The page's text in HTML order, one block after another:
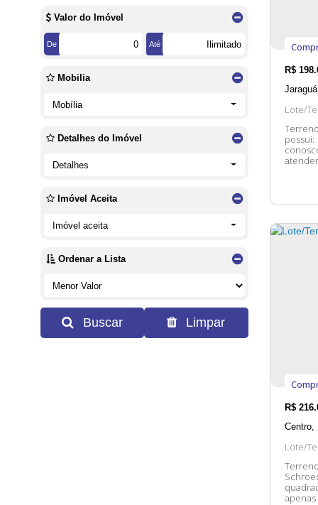
Vila Nova (5)
Balneário Piçarras (17)
Itacolomi (7)
Guaramirim (15)
Bananal do Sul (3)
Ilha da figueira (1)
Centro (5)
Schroeder (6)
Bracinho (1)
Valor do Imóvel
De Até
Mobilia
Mobília
Detalhes do Imóvel
Detalhes
Imóvel Aceita
Imóvel aceita
Ordenar a Lista
Buscar Limpar
Lote/
R$
possui: Lotes Planos Infraestrutura completa Entre em contato
atender. 😀 A disponibilidade e valores dos
Lote/
R$
Centro
Schroeder. Os Terrenos possuem: Lotes